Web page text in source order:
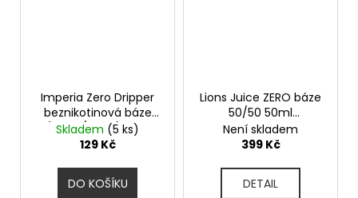
Imperia Zero Dripper
beznikotinová báze
(70VG/30PG) 10ml
10ml
Skladem (5 ks)
129 Kč
DO KOŠÍKU
Lions Juice ZERO báze
50/50 50ml
Beznikotinová báze
Není skladem
399 Kč
DETAIL